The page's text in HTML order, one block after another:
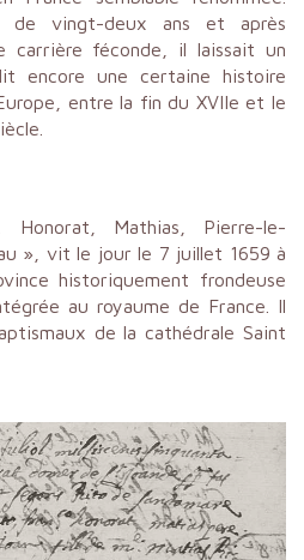
de vingt-deux ans et après
carrière féconde, il laissait un
encore une certaine histoire
entre la fin du XVIIe et le
Honorat, Mathias, Pierre-le-
», vit le jour le 7 juillet 1659 à
historiquement frondeuse
au royaume de France. Il
de la cathédrale Saint